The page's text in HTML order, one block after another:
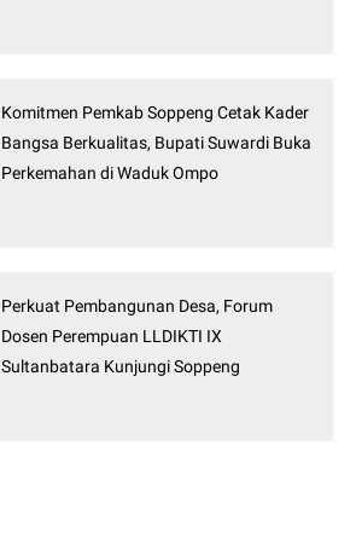
Komitmen Pemkab Soppeng Cetak Kader
Bangsa Berkualitas, Bupati Suwardi Buka
Perkemahan di Waduk Ompo
Perkuat Pembangunan Desa, Forum
Dosen Perempuan LLDIKTI IX
Sultanbatara Kunjungi Soppeng